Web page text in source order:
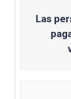
Las